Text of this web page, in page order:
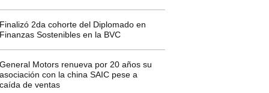
2da cohorte del Diplomado en
Sostenibles en la BVC
Motors renueva por 20 años su
con la china SAIC pese a
de ventas